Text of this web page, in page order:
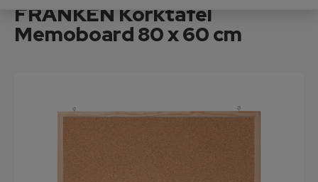
FRANKEN Korktafel
Memoboard 80 x 60 cm